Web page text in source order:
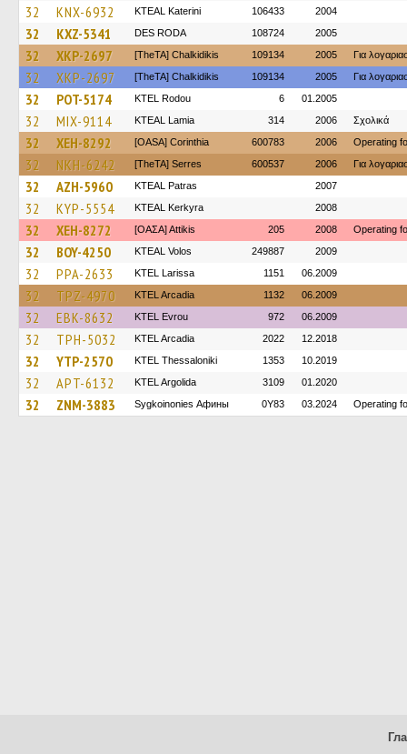
32 KNX-6932 KTEAL Katerini 106433 2004
32 KXZ-5341 DES RODA 108724 2005
32 XKP-2697 [TheTA] Chalkidikis 109134 2005 Για
32 XKP-2697 [TheTA] Chalkidikis 109134 2005 Για
32 POT-5174 ΚΤΕL Rodou 6 01.2005
32 MIX-9114 KTEAL Lamia 314 2006 Σχολικά
32 XEH-8292 [OASA] Corinthia 600783 2006 Operating
32 NKH-6242 [TheTA] Serres 600537 2006 Για
32 AZH-5960 KTEAL Patras 2007
32 KYP-5554 KTEAL Kerkyra 2008
32 XEH-8272 [ΟΑΣΑ] Αttikis 205 2008 Operating
32 BOY-4250 KTEAL Volos 249887 2009
32 PPA-2633 KTEL Larissa 1151 06.2009
32 TPZ-4970 KTEL Arcadia 1132 06.2009
32 EBK-8632 KTEL Evrou 972 06.2009
32 TPH-5032 KTEL Arcadia 2022 12.2018
32 YTP-2570 KTEL Thessaloniki 1353 10.2019
32 APT-6132 KTEL Argolida 3109 01.2020
32 ZNM-3883 Sygkoinonies Афины 0Y83 03.2024 Operating